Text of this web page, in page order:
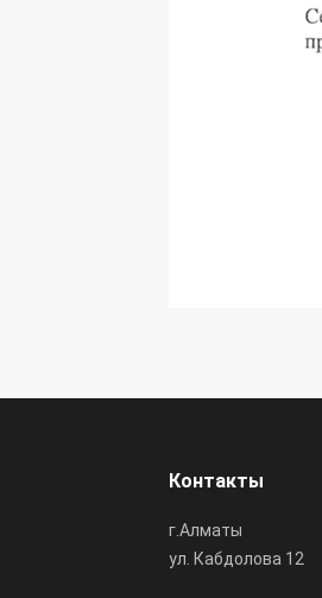
Контакты
г.Алматы
ул. Кабдолова 12